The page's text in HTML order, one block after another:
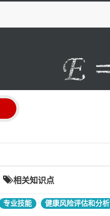
相关知识点
专业技能 健康风险评估和分析